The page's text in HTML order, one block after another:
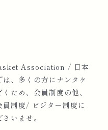
家・構成作家・ライターと
番組「ナンテコッタナンタ
ト。
、文化、ライフスタイルを
（シードリーム）』に
Association / 日本
、多くの方にナンタケ
ため、会員制度の他、
員制度/ ビジター制度に
いませ。